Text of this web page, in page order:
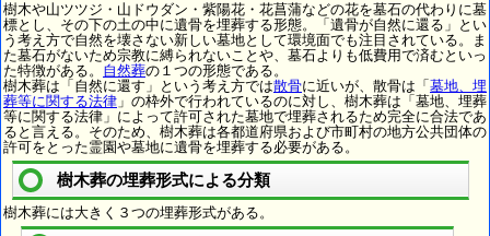
樹木や山ツツジ・山ドウダン・紫陽花・花菖蒲などの花を墓石の代わりに墓
標とし、その下の土の中に遺骨を埋葬する形態。「遺骨が自然に還る」とい
う考え方で自然を壊さない新しい墓地として環境面でも注目されている。ま
た墓石がないため宗教に縛られないことや、墓石よりも低費用で済むといっ
た特徴がある。 自然葬の１つの形態である。
樹木葬は「自然に還す」という考え方では散骨に近いが、散骨は「 墓地、埋
葬等に関する法律 」の枠外で行われているのに対し、樹木葬は「墓地、埋葬
等に関する法律」によって許可された墓地で埋葬されるため完全に合法であ
ると言える。そのため、樹木葬は各都道府県および市町村の地方公共団体の
許可をとった霊園や墓地に遺骨を埋葬する必要がある。
樹木葬の埋葬形式による分類
樹木葬には大きく３つの埋葬形式がある。